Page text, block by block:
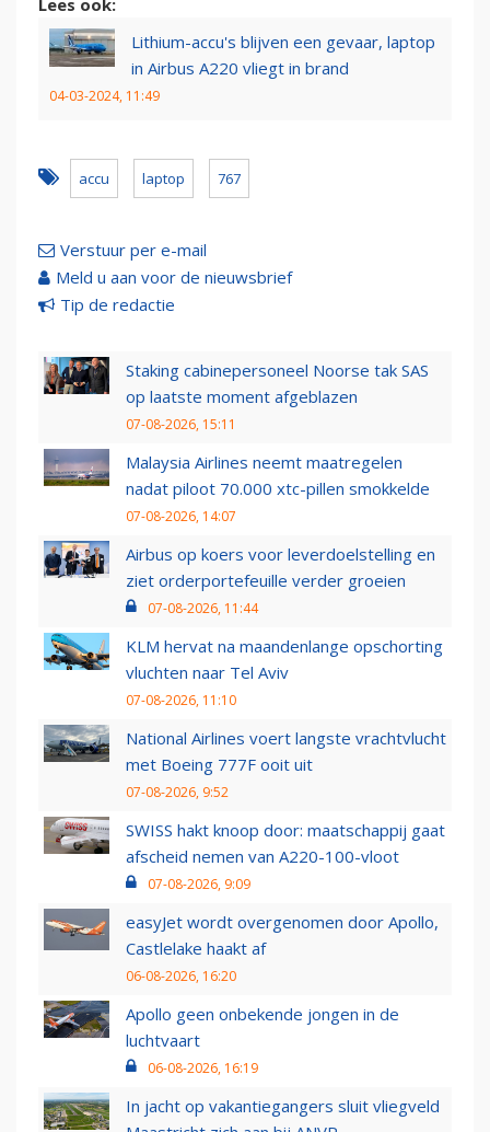
Lees ook:
Lithium-accu's blijven een gevaar, laptop
in Airbus A220 vliegt in brand
04-03-2024, 11:49
accu laptop 767
Verstuur per e-mail
Meld u aan voor de nieuwsbrief
Tip de redactie
Staking cabinepersoneel Noorse tak SAS
op laatste moment afgeblazen
07-08-2026, 15:11
Malaysia Airlines neemt maatregelen
nadat piloot 70.000 xtc-pillen smokkelde
07-08-2026, 14:07
Airbus op koers voor leverdoelstelling en
ziet orderportefeuille verder groeien
07-08-2026, 11:44
KLM hervat na maandenlange opschorting
vluchten naar Tel Aviv
07-08-2026, 11:10
National Airlines voert langste vrachtvlucht
met Boeing 777F ooit uit
07-08-2026, 9:52
SWISS hakt knoop door: maatschappij gaat
afscheid nemen van A220-100-vloot
07-08-2026, 9:09
easyJet wordt overgenomen door Apollo,
Castlelake haakt af
06-08-2026, 16:20
Apollo geen onbekende jongen in de
luchtvaart
06-08-2026, 16:19
In jacht op vakantiegangers sluit vliegveld